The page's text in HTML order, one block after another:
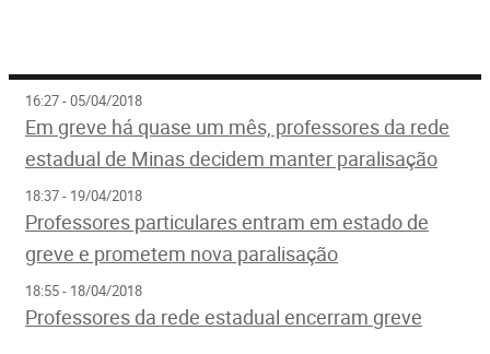
16:27 - 05/04/2018
Em greve há quase um mês, professores da rede
estadual de Minas decidem manter paralisação
18:37 - 19/04/2018
Professores particulares entram em estado de
greve e prometem nova paralisação
18:55 - 18/04/2018
Professores da rede estadual encerram greve